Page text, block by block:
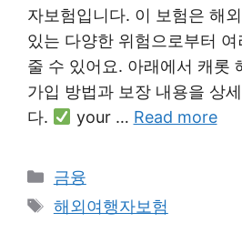
자보험입니다. 이 보험은 해
있는 다양한 위험으로부터
줄 수 있어요. 아래에서 캐롯
가입 방법과 보장 내용을 상
다.
your … Read more
Categories
금융
Tags
해외여행자보험